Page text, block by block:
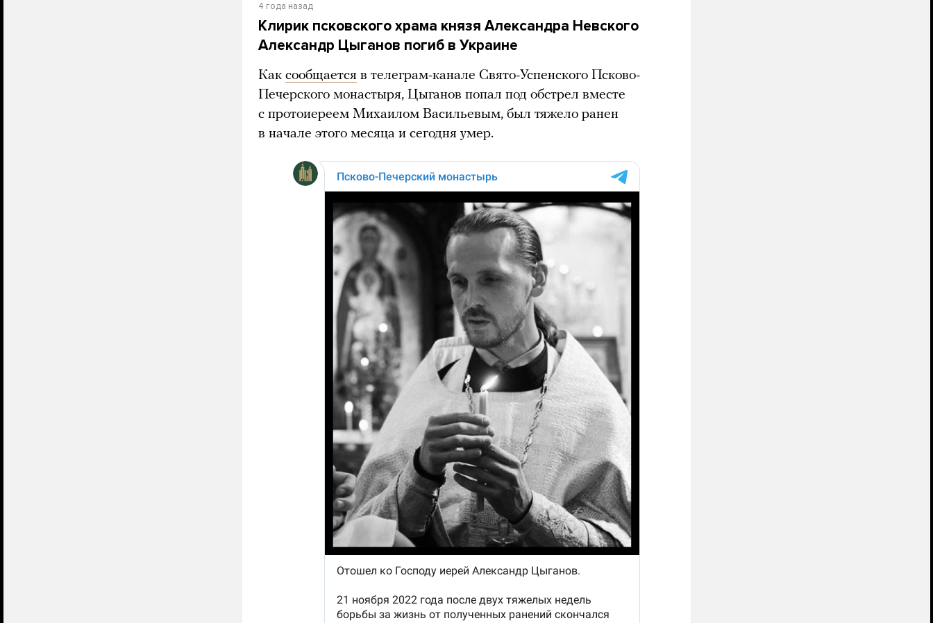
4 года назад
Клирик псковского храма князя Александра Невского
Александр Цыганов погиб в Украине
Как сообщается в телеграм-канале Свято-Успенского Псково-
Печерского монастыря, Цыганов попал под обстрел вместе
с протоиереем Михаилом Васильевым, был тяжело ранен
в начале этого месяца и сегодня умер.